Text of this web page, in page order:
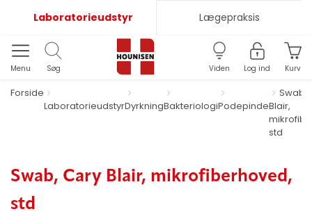
Laboratorieudstyr Lægepraksis
Menu Søg Viden Log ind Kurv
Forside
LaboratorieudstyrDyrkningBakteriologiPodepinde
Swab,
Blair,
std
Swab, Cary Blair, mikrofiberhoved,
std